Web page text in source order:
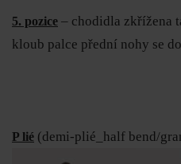
5. pozice – chodidla zkřížena
kloub palce přední nohy se
P lié (demi-plié_half bend/